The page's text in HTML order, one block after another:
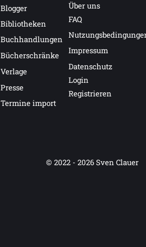
Blogger
Bibliotheken
Buchhandlungen
Bücherschränke
Verlage
Presse
Termine import
Über uns
FAQ
Impressum
Datenschutz
Login
Registrieren
© 2022 - 2026 Sven Clauer